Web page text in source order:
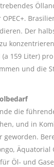
OPEC+.
Der
159 Liter)
und die
die
und in
Öl- und